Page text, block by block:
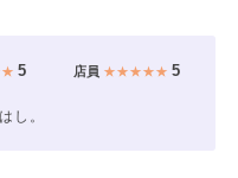
5 店員 ★★★★★5
し。